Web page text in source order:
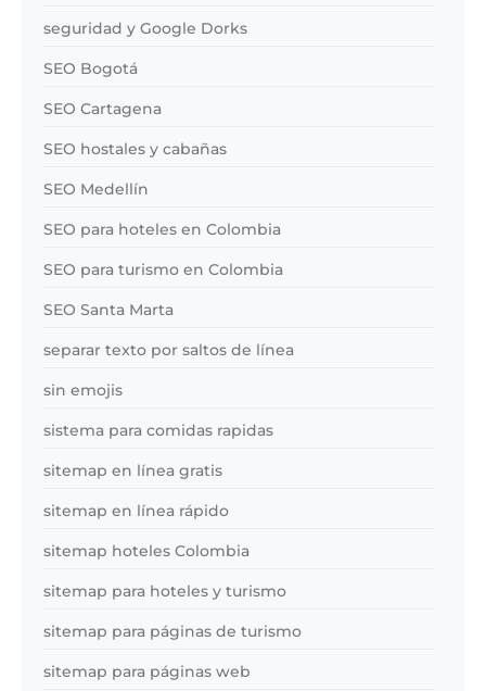
seguridad y Google Dorks
SEO Bogotá
SEO Cartagena
SEO hostales y cabañas
SEO Medellín
SEO para hoteles en Colombia
SEO para turismo en Colombia
SEO Santa Marta
separar texto por saltos de línea
sin emojis
sistema para comidas rapidas
sitemap en línea gratis
sitemap en línea rápido
sitemap hoteles Colombia
sitemap para hoteles y turismo
sitemap para páginas de turismo
sitemap para páginas web